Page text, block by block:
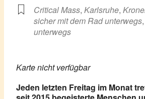
Critical Mass, Karlsruhe,
sicher mit dem Rad unterwegs,
unterwegs
Karte nicht verfügbar
Jeden letzten Freitag im Monat